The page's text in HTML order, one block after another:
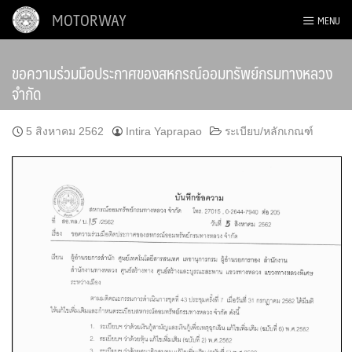
Skip
MOTORWAY MENU
ขอความร่วมมือประกาศของสหกรณ์ออมทรัพย์กรมทางหลวง
จำกัด
5 สิงหาคม 2562 Intira Yaprapao ระเบียบ/หลักเกณฑ์